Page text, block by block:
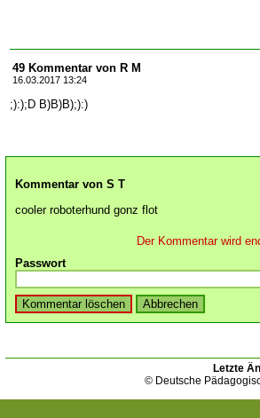
49 Kommentar von R M
16.03.2017 13:24
;):);D B)B)B);):)
Kommentar von S T
cooler roboterhund gonz flot
Der Kommentar wird
Passwort
Letzte
© Deutsche